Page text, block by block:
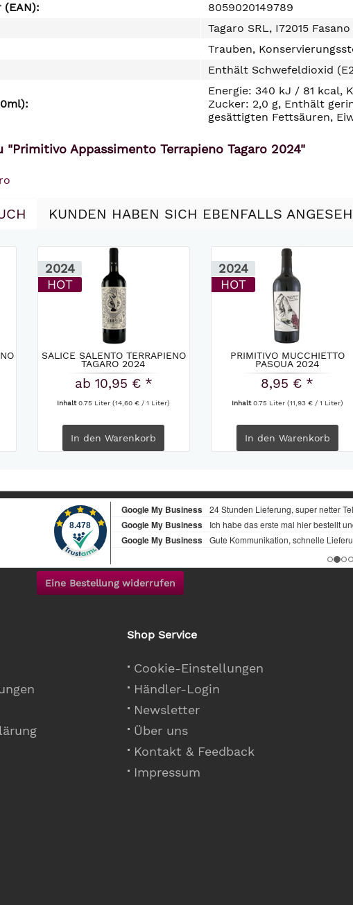
8059020149789
Tagaro SRL, I72015 Fasano
Trauben,
Enthält Schwefeldioxid
Energie: 340 kJ / 81 kcal,
Zucker: 2,0 g, Enthält
gesättigten Fettsäuren,
Appassimento Terrapieno Tagaro 2024"
KUNDEN HABEN SICH EBENFALLS
2024
HOT
SALICE SALENTO TERRAPIENO
TAGARO 2024
ab 10,95 € *
Inhalt0.75 Liter(14,60 € / 1 Liter)
In den Warenkorb
2024
HOT
PRIMITIVO MUCCHIETTO
PASQUA 2024
8,95 € *
Inhalt0.75 Liter (11,93 € / 1 Liter)
In den Warenkorb
Eine Bestellung widerrufen
Shop Service
Cookie-Einstellungen
Händler-Login
Newsletter
Über uns
Kontakt & Feedback
Impressum